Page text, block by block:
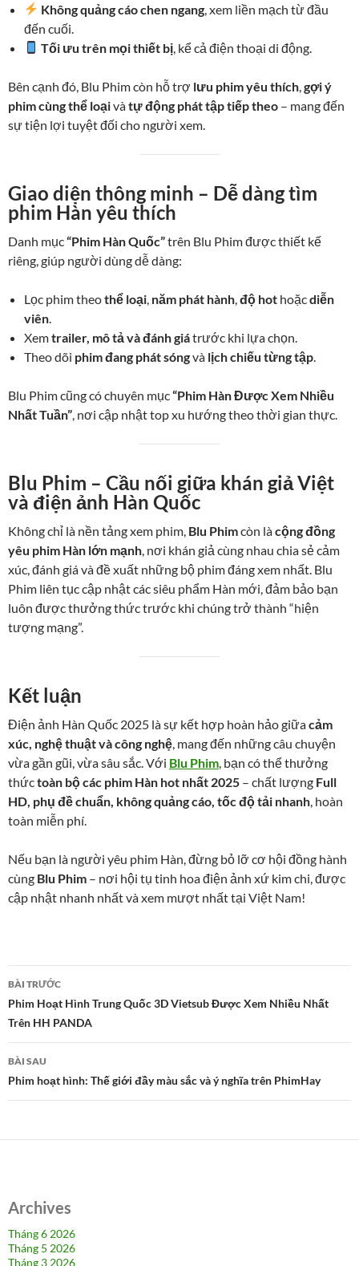
Không quảng cáo chen ngang , xem liền mạch từ đầu
đến cuối.
Tối ưu trên mọi thiết bị , kể cả điện thoại di động.
Bên cạnh đó, Blu Phim còn hỗ trợ lưu phim yêu thích gợi ý
phim cùng thể loạivàtự động phát tập tiếp theo – mang đến
sự tiện lợi tuyệt đối cho người xem.
Giao diện thông minh – Dễ dàng tìm
phim Hàn yêu thích
Danh mục“Phim Hàn Quốc”trên Blu Phim được thiết kế
riêng, giúp người dùng dễ dàng:
Lọc phim theothể loại năm phát hành độ hot hoặcdiễn
viên
Xemtrailer, mô tả và đánh giátrước khi lựa chọn.
Theo dõi phim đang phát sóngvà lịch chiếu từng tập
Blu Phim cũng có chuyên mục“Phim Hàn Được Xem Nhiều
Nhất Tuần” , nơi cập nhật top xu hướng theo thời gian thực.
Blu Phim – Cầu nối giữa khán giả Việt
và điện ảnh Hàn Quốc
Không chỉ là nền tảng xem phim, Blu Phimcòn làcộng đồng
yêu phim Hàn lớn mạnh , nơi khán giả cùng nhau chia sẻ cảm
xúc, đánh giá và đề xuất những bộ phim đáng xem nhất. Blu
Phim liên tục cập nhật các siêu phẩm Hàn mới, đảm bảo bạn
luôn được thưởng thức trước khi chúng trở thành “hiện
tượng mạng”.
Kết luận
Điện ảnh Hàn Quốc 2025 là sự kết hợp hoàn hảo giữacảm
xúc, nghệ thuật và công nghệ , mang đến những câu chuyện
vừa gần gũi, vừa sâu sắc. Với Blu Phim , bạn có thể thưởng
thứctoàn bộ các phim Hàn hot nhất 2025 – chất lượng Full
HD, phụ đề chuẩn, không quảng cáo, tốc độ tải nhanh , hoàn
toàn miễn phí.
Nếu bạn là người yêu phim Hàn, đừng bỏ lỡ cơ hội đồng hành
cùng Blu Phim – nơi hội tụ tinh hoa điện ảnh xứ kim chi, được
cập nhật nhanh nhất và xem mượt nhất tại Việt Nam!
Điều
hướng
bài
viết
BÀI TRƯỚC
Phim Hoạt Hình Trung Quốc 3D Vietsub Được Xem Nhiều Nhất
Trên HH PANDA
BÀI SAU
Phim hoạt hình: Thế giới đầy màu sắc và ý nghĩa trên PhimHay
Archives
Tháng 6 2026
Tháng 5 2026
Tháng 3 2026